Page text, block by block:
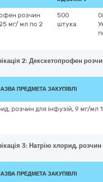
розчин
мг/ мл по 2
500
штука
2: Декскетопрофен
ПРЕДМЕТА ЗАКУПІВЛІ
розчин для інфузій, 9 мг/мл
3: Натрію хлорид,
ПРЕДМЕТА ЗАКУПІВЛІ